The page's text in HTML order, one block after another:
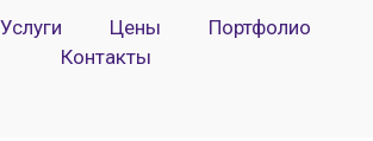
Услуги Цены
Портфолио
Контакты